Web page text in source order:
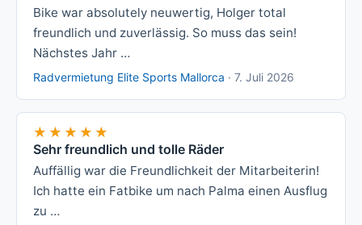
Bike war absolutely neuwertig, Holger total
freundlich und zuverlässig. So muss das sein!
Nächstes Jahr …
Radvermietung Elite Sports Mallorca · 7. Juli 2026
★★★★★
★★★★★
Sehr freundlich und tolle Räder
Auffällig war die Freundlichkeit der Mitarbeiterin!
Ich hatte ein Fatbike um nach Palma einen Ausflug
zu …